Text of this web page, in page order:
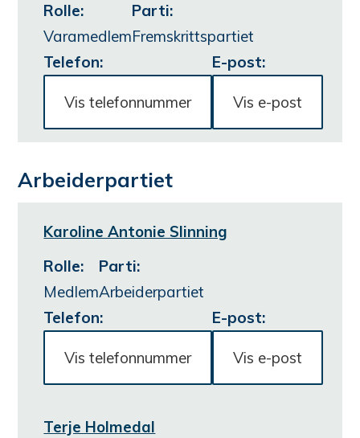
Rolle:
Varamedlem
Parti:
Fremskrittspartiet
Telefon:
Vis telefonnummer
E-post:
Vis e-post
Arbeiderpartiet
Karoline Antonie Slinning
Rolle:
Medlem
Parti:
Arbeiderpartiet
Telefon:
Vis telefonnummer
E-post:
Vis e-post
Terje Holmedal